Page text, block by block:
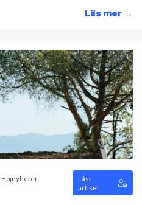
Läs mer →
Hojnyheter,
Låst
artikel